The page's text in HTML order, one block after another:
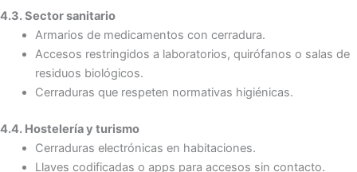
4.3. Sector sanitario
Armarios de medicamentos con cerradura.
Accesos restringidos a laboratorios, quirófanos o salas de
residuos biológicos.
Cerraduras que respeten normativas higiénicas.
4.4. Hostelería y turismo
Cerraduras electrónicas en habitaciones.
Llaves codificadas o apps para accesos sin contacto.